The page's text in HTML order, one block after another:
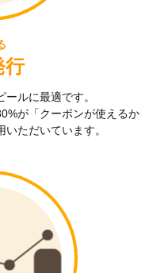
行
ルに最適です。
が「クーポンが使えるか
ただいています。